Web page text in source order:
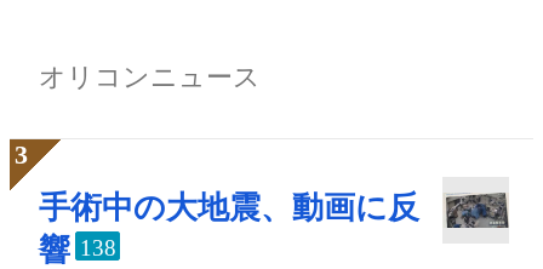
オリコンニュース
手術中の大地震、動画に反
響 138